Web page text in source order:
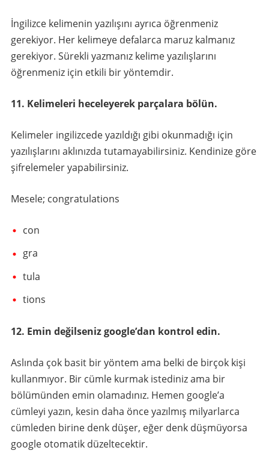
İngilizce kelimenin yazılışını ayrıca öğrenmeniz
gerekiyor. Her kelimeye defalarca maruz kalmanız
gerekiyor. Sürekli yazmanız kelime yazılışlarını
öğrenmeniz için etkili bir yöntemdir.
11. Kelimeleri heceleyerek parçalara bölün.
Kelimeler ingilizcede yazıldığı gibi okunmadığı için
yazılışlarını aklınızda tutamayabilirsiniz. Kendinize göre
şifrelemeler yapabilirsiniz.
Mesele; congratulations
con
gra
tula
tions
12. Emin değilseniz google’dan kontrol edin.
Aslında çok basit bir yöntem ama belki de birçok kişi
kullanmıyor. Bir cümle kurmak istediniz ama bir
bölümünden emin olamadınız. Hemen google’a
cümleyi yazın, kesin daha önce yazılmış milyarlarca
cümleden birine denk düşer, eğer denk düşmüyorsa
google otomatik düzeltecektir.